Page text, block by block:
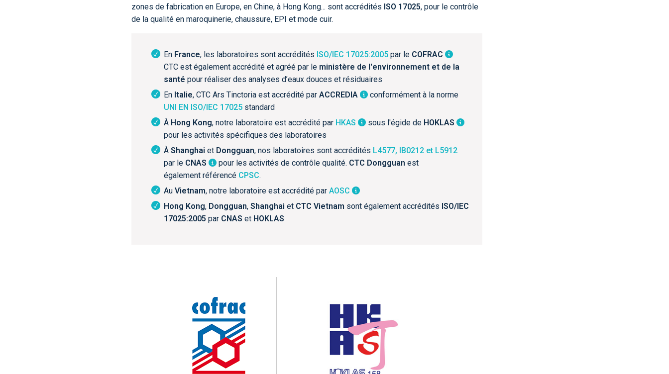
zones de fabrication en Europe, en Chine, à Hong Kong... sont accrédités ISO 17025, pour le contrôle
de la qualité en maroquinerie, chaussure, EPI et mode cuir.
En France, les laboratoires sont accrédités ISO/IEC 17025:2005 par le COFRAC
CTC est également accrédité et agréé par le ministère de l'environnement et de la
santé pour réaliser des analyses d’eaux douces et résiduaires
En Italie, CTC Ars Tinctoria est accrédité parACCREDIA
conformément à la norme
UNI EN ISO/IEC 17025 standard
À Hong Kong, notre laboratoire est accrédité par HKAS sous l'égide de HOKLAS
pour les activités spécifiques des laboratoires
ÀShanghai et Dongguan, nos laboratoires sont accrédités L4577, IB0212 et L5912
par le CNAS pour les activités de contrôle qualité. CTC Dongguan est
également référencé CPSC.
AuVietnam, notre laboratoire est accrédité parAOSC
Hong Kong, Dongguan,Shanghai et CTC Vietnam sont également accrédités ISO/IEC
17025:2005 par CNAS et HOKLAS